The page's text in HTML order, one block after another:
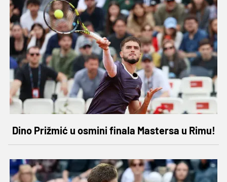
Dino Prižmić u osmini finala Mastersa u Rimu!